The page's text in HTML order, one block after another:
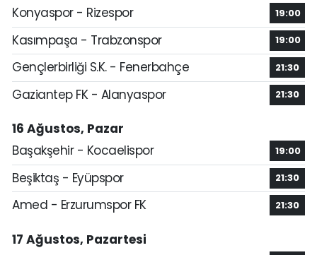
Konyaspor - Rizespor
19:00
Kasımpaşa - Trabzonspor 19:00
Gençlerbirliği S.K. - Fenerbahçe 21:30
Gaziantep FK - Alanyaspor 21:30
16 Ağustos, Pazar
Başakşehir - Kocaelispor
19:00
Beşiktaş - Eyüpspor 21:30
Amed - Erzurumspor FK 21:30
17 Ağustos, Pazartesi